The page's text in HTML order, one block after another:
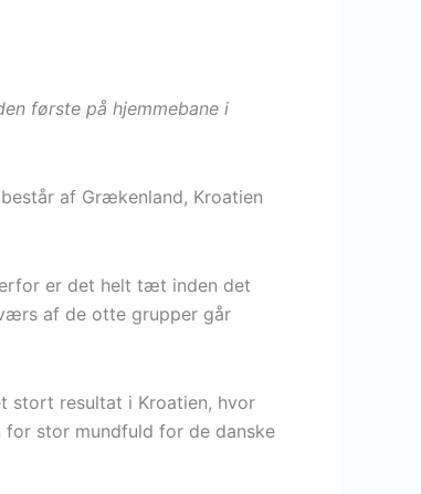
første på hjemmebane i
af Grækenland, Kroatien
er det helt tæt inden det
af de otte grupper går
stort resultat i Kroatien, hvor
stor mundfuld for de danske